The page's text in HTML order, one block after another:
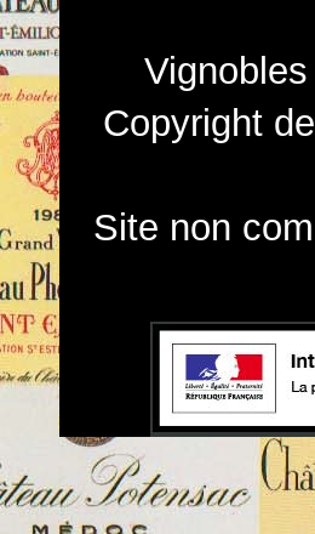
Copyright
Site non